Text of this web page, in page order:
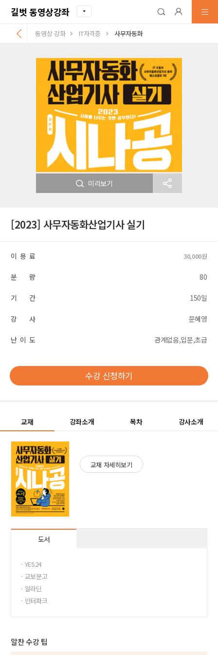
길벗 동영상강좌
동영상 강좌 IT자격증 사무자동화
미리보기
[2023] 사무자동화산업기사 실기
이 용 료 30,000원
분 량 80
기 간 150일
강 사 문혜영
난 이 도 관계없음,입문,초급
수강 신청하기
교재 강좌소개 목차 강사소개
교재 자세히보기
도서
· YES24
· 교보문고
· 알라딘
· 인터파크
알찬 수강 팁